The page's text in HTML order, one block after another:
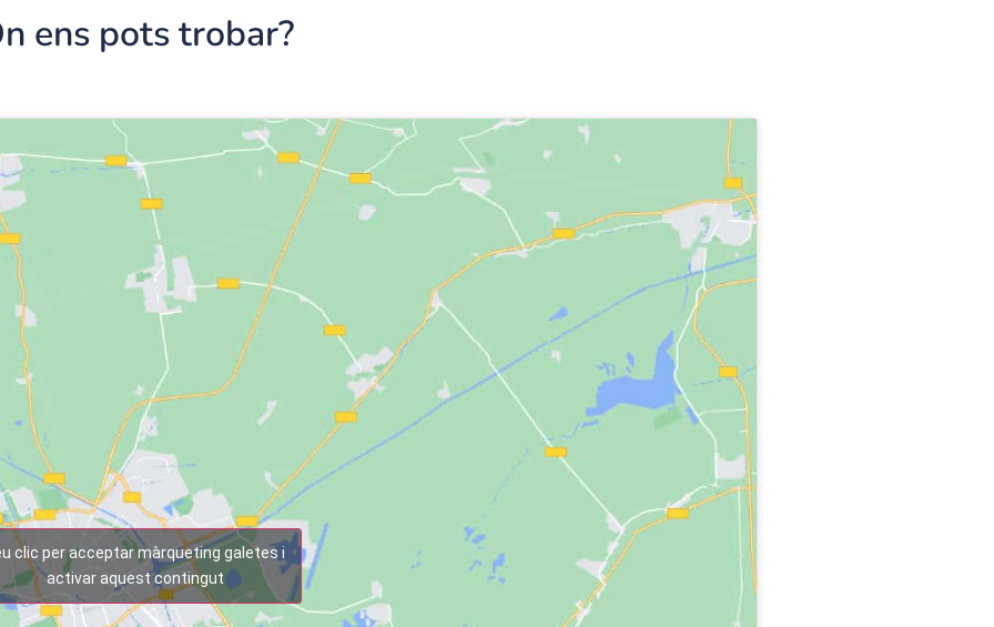
ens pots trobar?
clic per acceptar màrqueting galetes i
activar aquest contingut